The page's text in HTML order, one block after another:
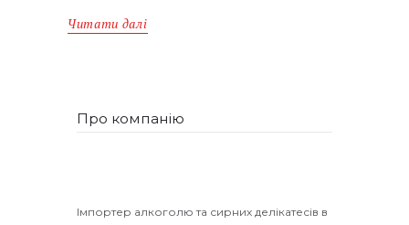
Читати далі
Про компанію
Імпортер алкоголю та сирних делікатесів в